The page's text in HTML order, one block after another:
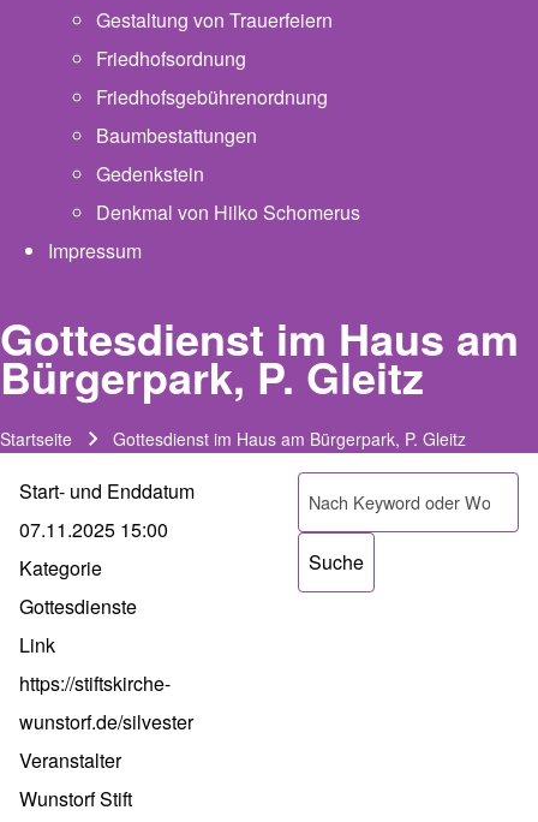
Gestaltung von Trauerfeiern
Friedhofsordnung
Friedhofsgebührenordnung
Baumbestattungen
Gedenkstein
Denkmal von Hilko Schomerus
Impressum
Gottesdienst im Haus am
Bürgerpark, P. Gleitz
Pfadnavigation
Startseite Gottesdienst im Haus am Bürgerpark, P. Gleitz
Start- und Enddatum
07.11.2025 15:00
Kategorie
Gottesdienste
Link
https://stiftskirche-
wunstorf.de/silvester
Veranstalter
Wunstorf Stift
Suche